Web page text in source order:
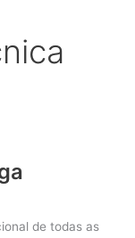
de todas as